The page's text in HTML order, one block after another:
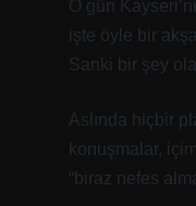
O gün
işte öyle bir
Sanki bir şey
Aslında hiçbir
konuşmalar,
“biraz nefes